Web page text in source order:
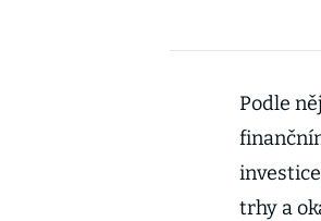
Podle
trhy a